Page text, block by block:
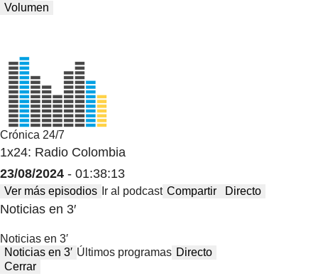
Volumen
Crónica 24/7
1x24: Radio Colombia
23/08/2024 - 01:38:13
Ver más episodios Ir al podcast Compartir Directo
Noticias en 3′
Noticias en 3′
Noticias en 3′ Últimos programas Directo
Cerrar